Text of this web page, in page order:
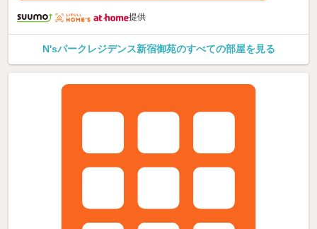
提供
N'sパークレジデンス新宿御苑のすべての部屋を見る